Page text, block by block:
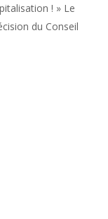
! » Le
du Conseil